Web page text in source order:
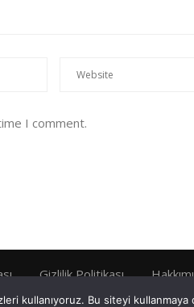
I comment.
Gizlilik Politikası
Tüm Hakları Saklıdır © 2022
kullanıyoruz. Bu siteyi